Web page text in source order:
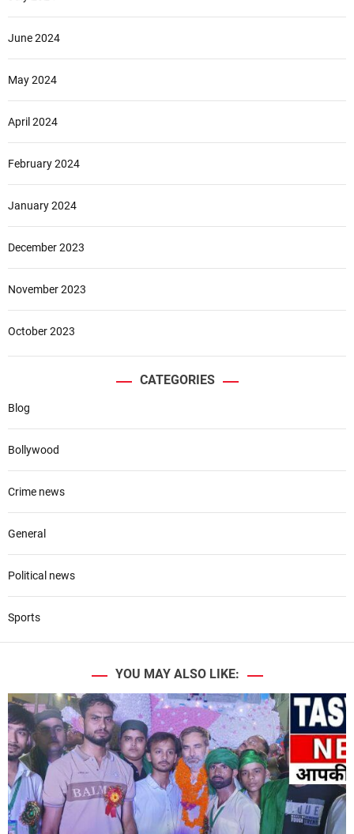
June 2024
May 2024
April 2024
February 2024
January 2024
December 2023
November 2023
October 2023
CATEGORIES
Blog
Bollywood
Crime news
General
Political news
Sports
YOU MAY ALSO LIKE: